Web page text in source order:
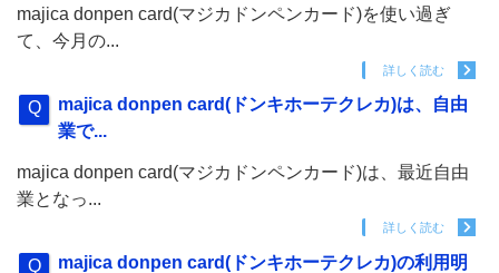
majica donpen card(マジカドンペンカード)を使い過ぎ
て、今月の...
詳しく読む
majica donpen card(ドンキホーテクレカ)は、自由
業で...
majica donpen card(マジカドンペンカード)は、最近自由
業となっ...
詳しく読む
majica donpen card(ドンキホーテクレカ)の利用明